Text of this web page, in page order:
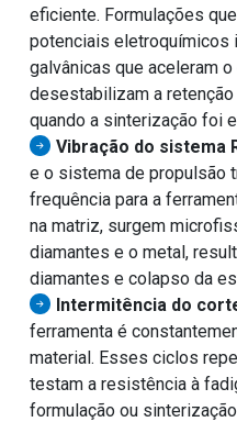
eficiente. Formulações
potenciais eletroquímicos
galvânicas que aceleram
desestabilizam a
quando a sinterização foi
Vibração do sistema
e o sistema de propulsão
frequência para a
na matriz, surgem
diamantes e o metal,
diamantes e colapso da
Intermitência do
ferramenta é
material. Esses ciclos
testam a resistência à
formulação ou